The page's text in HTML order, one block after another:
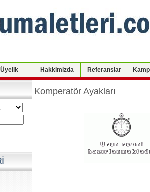
Üyelik Hakkimizda Referanslar
Komperatör Ayakları